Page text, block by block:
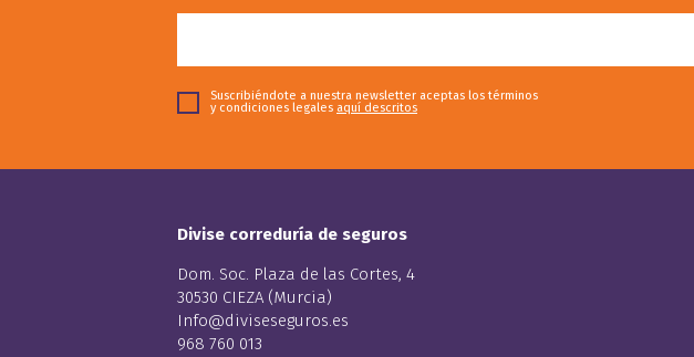
Suscribiéndote a nuestra newsletter aceptas los términos
y condiciones legales aquí descritos
Divise correduría de seguros
Dom. Soc. Plaza de las Cortes, 4
30530 CIEZA (Murcia)
Info@diviseseguros.es
968 760 013